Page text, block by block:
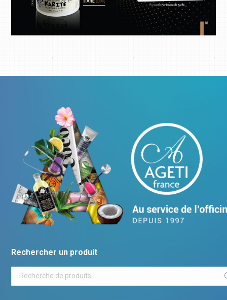
Rechercher un produit